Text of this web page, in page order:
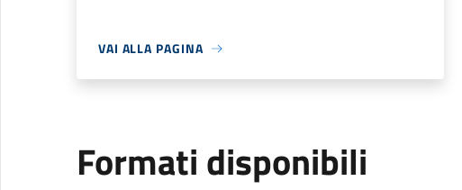
VAI ALLA PAGINA
Formati disponibili